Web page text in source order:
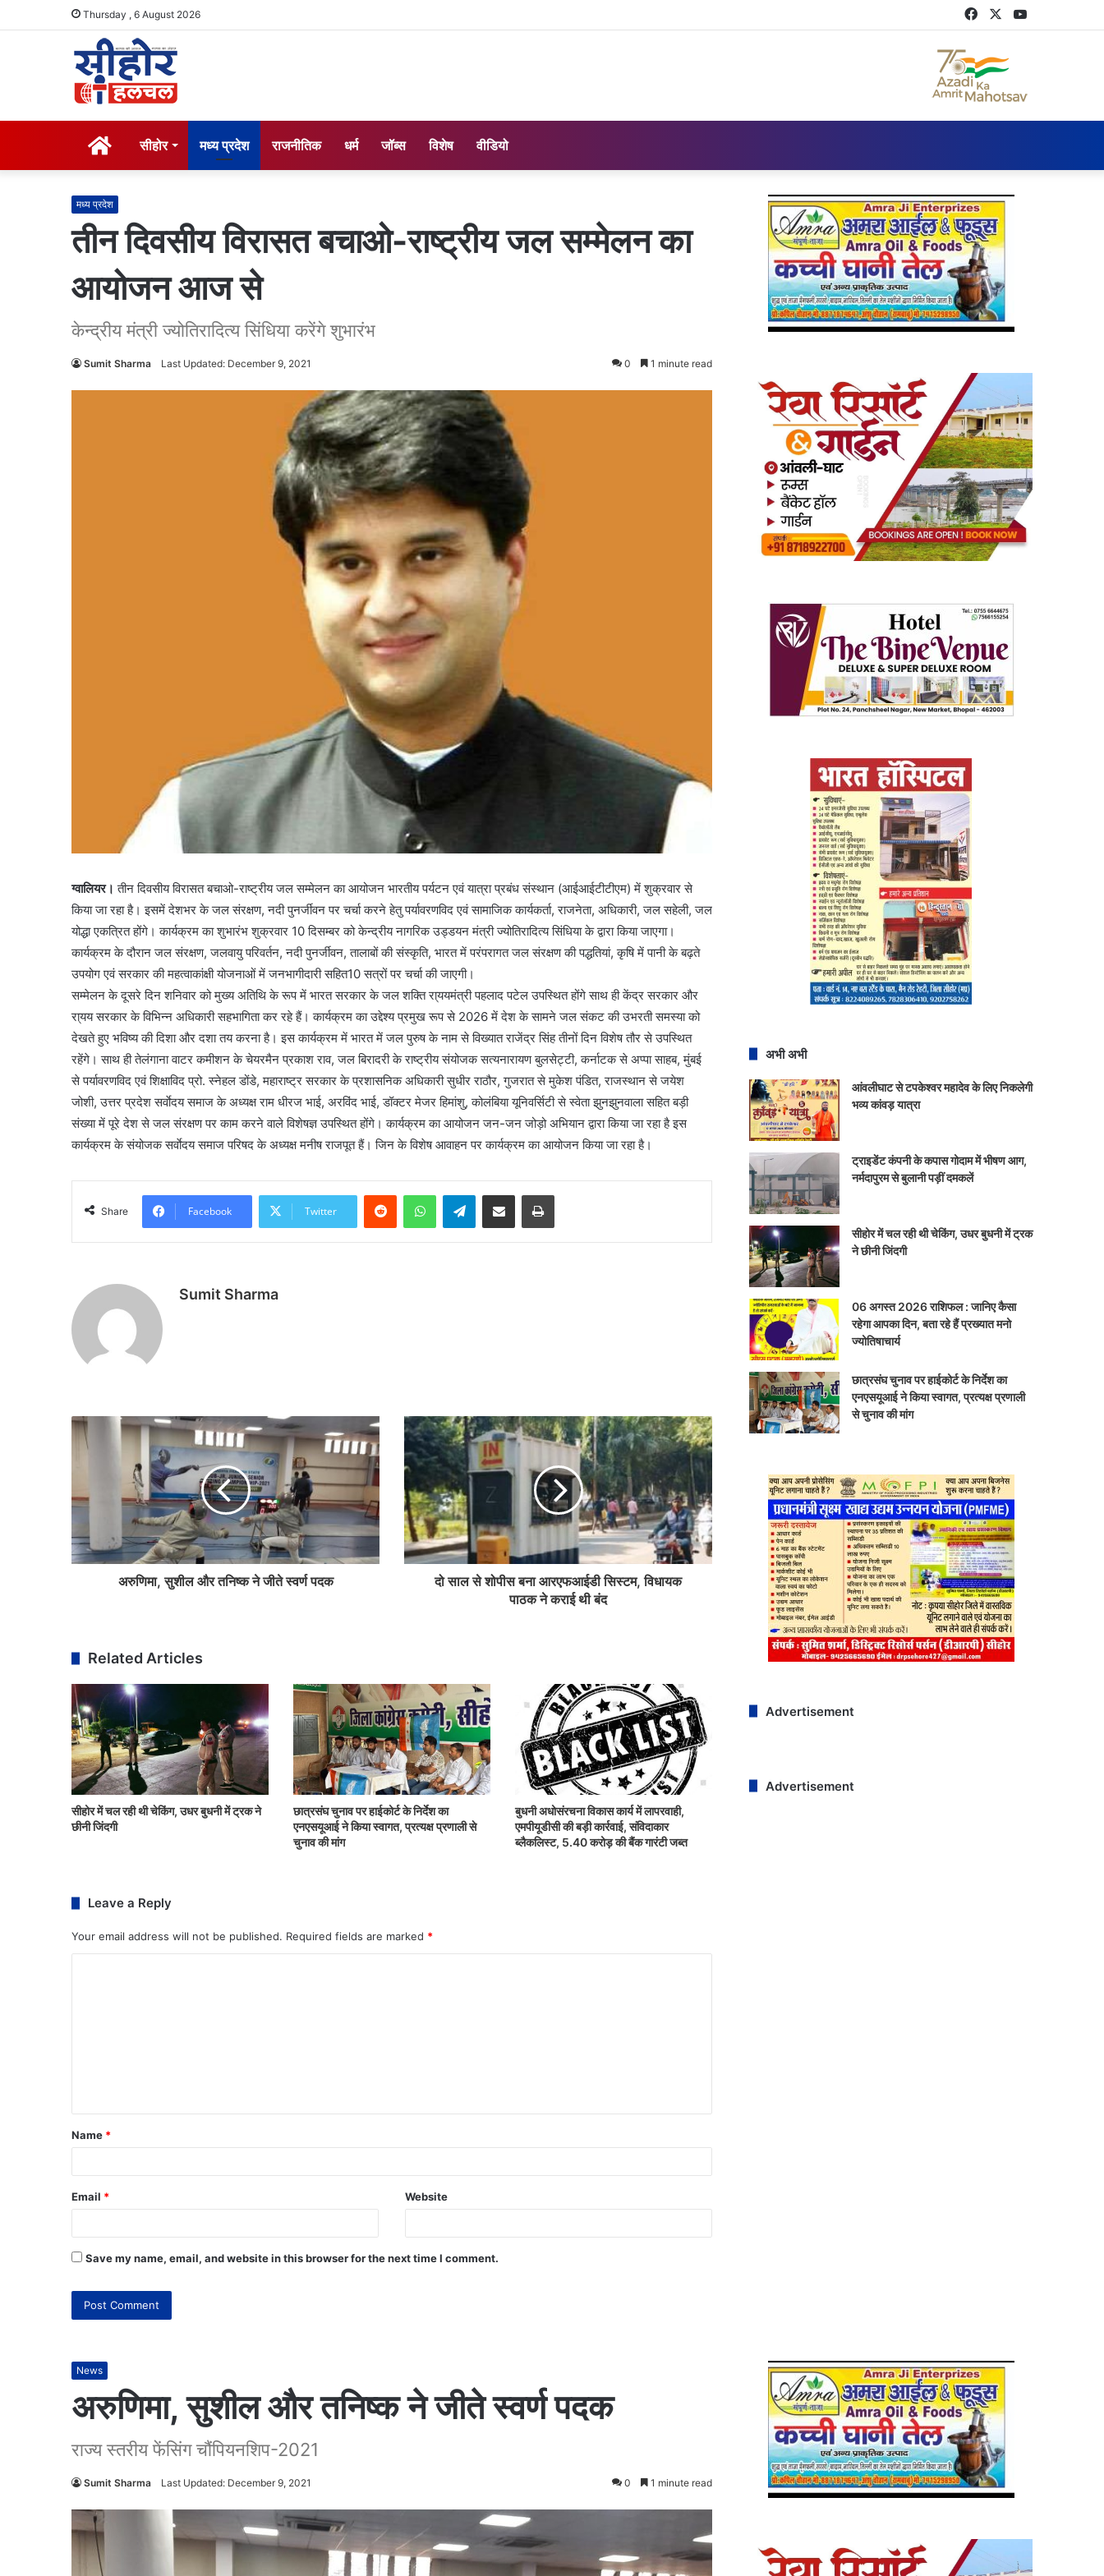
Thursday , 6 August 2026 Twitter
Facebook
सीहोर मध्य प्रदेश राजनीतिक धर्म जॉब्स विशेष वीडियो
मध्य प्रदेश
तीन दिवसीय विरासत बचाओ-राष्ट्रीय जल सम्मेलन का
आयोजन आज से
केन्द्रीय मंत्री ज्योतिरादित्य सिंधिया करेंगे शुभारंभ
Sumit Sharma Last Updated: December 9, 2021 0 1 minute read
ग्वालियर। तीन दिवसीय विरासत बचाओ-राष्ट्रीय जल सम्मेलन का आयोजन भारतीय पर्यटन एवं यात्रा प्रबंध संस्थान (आईआईटीटीएम) में शुक्रवार से
किया जा रहा है। इसमें देशभर के जल संरक्षण, नदी पुनर्जीवन पर चर्चा करने हेतु पर्यावरणविद एवं सामाजिक कार्यकर्ता, राजनेता, अधिकारी, जल सहेली, जल
योद्धा एकत्रित होंगे। कार्यक्रम का शुभारंभ शुक्रवार 10 दिसम्बर को केन्द्रीय नागरिक उड्डयन मंत्री ज्योतिरादित्य सिंधिया के द्वारा किया जाएगा।
कार्यक्रम के दौरान जल संरक्षण, जलवायु परिवर्तन, नदी पुनर्जीवन, तालाबों की संस्कृति, भारत में परंपरागत जल संरक्षण की पद्धतियां, कृषि में पानी के बढ़ते
उपयोग एवं सरकार की महत्वाकांक्षी योजनाओं में जनभागीदारी सहित10 सत्रों पर चर्चा की जाएगी।
सम्मेलन के दूसरे दिन शनिवार को मुख्य अतिथि के रूप में भारत सरकार के जल शक्ति रा्ययमंत्री पहलाद पटेल उपस्थित होंगे साथ ही केंद्र सरकार और
रा्यय सरकार के विभिन्न अधिकारी सहभागिता कर रहे हैं। कार्यक्रम का उद्देश्य प्रमुख रूप से 2026 में देश के सामने जल संकट की उभरती समस्या को
देखते हुए भविष्य की दिशा और दशा तय करना है। इस कार्यक्रम में भारत में जल पुरुष के नाम से विख्यात राजेंद्र सिंह तीनों दिन विशेष तौर से उपस्थित
रहेंगे। साथ ही तेलंगाना वाटर कमीशन के चेयरमैन प्रकाश राव, जल बिरादरी के राष्ट्रीय संयोजक सत्यनारायण बुलसेट्टी, कर्नाटक से अप्पा साहब, मुंबई
से पर्यावरणविद एवं शिक्षाविद प्रो. स्नेहल डोंडे, महाराष्ट्र सरकार के प्रशासनिक अधिकारी सुधीर राठौर, गुजरात से मुकेश पंडित, राजस्थान से जयेश
जोशी, उत्तर प्रदेश सर्वाेदय समाज के अध्यक्ष राम धीरज भाई, अरविंद भाई, डॉक्टर मेजर हिमांशु, कोलंबिया यूनिवर्सिटी से स्वेता झुनझुनवाला सहित बड़ी
संख्या में पूरे देश से जल संरक्षण पर काम करने वाले विशेषज्ञ उपस्थित होंगे। कार्यक्रम का आयोजन जन-जन जोड़ो अभियान द्वारा किया जा रहा है इस
कार्यक्रम के संयोजक सर्वाेदय समाज परिषद के अध्यक्ष मनीष राजपूत हैं। जिन के विशेष आवाहन पर कार्यक्रम का आयोजन किया जा रहा है।
Share Facebook Twitter
Telegram
Sumit Sharma
अरुणिमा, सुशील और तनिष्क ने जीते स्वर्ण पदक
दो साल से शोपीस बना आरएफआईडी सिस्टम, विधायक
पाठक ने कराई थी बंद
Related Articles
सीहोर में चल रही थी चेकिंग, उधर बुधनी में ट्रक ने
छीनी जिंदगी
छात्रसंघ चुनाव पर हाईकोर्ट के निर्देश का
एनएसयूआई ने किया स्वागत, प्रत्यक्ष प्रणाली से
चुनाव की मांग
बुधनी अधोसंरचना विकास कार्य में लापरवाही,
एमपीयूडीसी की बड़ी कार्रवाई, संविदाकार
ब्लैकलिस्ट, 5.40 करोड़ की बैंक गारंटी जब्त
Leave a Reply
Your email address will not be published. Required fields are marked *
Name *
Email * Website
Save my name, email, and website in this browser for the next time I comment.
अभी अभी
आंवलीघाट से टपकेश्वर महादेव के लिए निकलेगी
भव्य कांवड़ यात्रा
ट्राइडेंट कंपनी के कपास गोदाम में भीषण आग,
नर्मदापुरम से बुलानी पड़ीं दमकलें
सीहोर में चल रही थी चेकिंग, उधर बुधनी में ट्रक
ने छीनी जिंदगी
06 अगस्त 2026 राशिफल : जानिए कैसा
रहेगा आपका दिन, बता रहे हैं प्रख्यात मनो
ज्योतिषाचार्य
छात्रसंघ चुनाव पर हाईकोर्ट के निर्देश का
एनएसयूआई ने किया स्वागत, प्रत्यक्ष प्रणाली
से चुनाव की मांग
Advertisement
Advertisement